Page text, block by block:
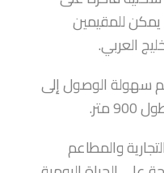
يمكن للمقيمين
العربي.
سهولة الوصول إلى
والمطاعم